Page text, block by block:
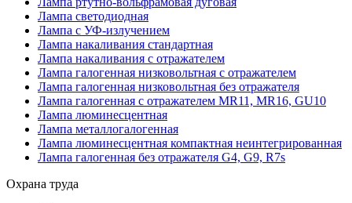
Лампа светодиодная
Лампа с УФ-излучением
Лампа накаливания стандартная
Лампа накаливания с отражателем
Лампа галогенная низковольтная с отражателем
Лампа галогенная низковольтная без отражателя
Лампа галогенная с отражателем MR11, MR16, GU10
Лампа люминесцентная
Лампа металлогалогенная
Лампа люминесцентная компактная неинтегрированная
Лампа галогенная без отражателя G4, G9, R7s
Охрана труда